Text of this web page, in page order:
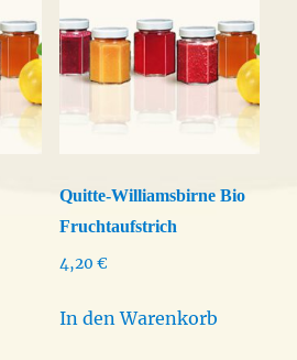
Optionen
können
auf
der
Produktseite
werdenQuitte-Williamsbirne Bio
Fruchtaufstrich
4,20 €
In den Warenkorb